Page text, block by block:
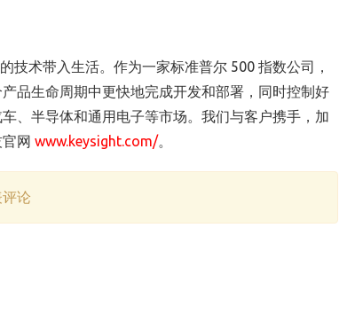
技术带入生活。作为一家标准普尔 500 指数公司，
品生命周期中更快地完成开发和部署，同时控制好
、半导体和通用电子等市场。我们与客户携手，加
网 www.keysight.com/。
论